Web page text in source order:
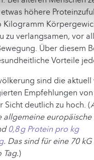
höhere
Kilogramm
zu verlangsamen, vor
Über diesem
Vorteile
sind die aktuell
Empfehlungen
Sicht deutlich zu hoch. (
allgemeine
0,8 g Protein pro kg
. Das sind für eine 70
Tag.)